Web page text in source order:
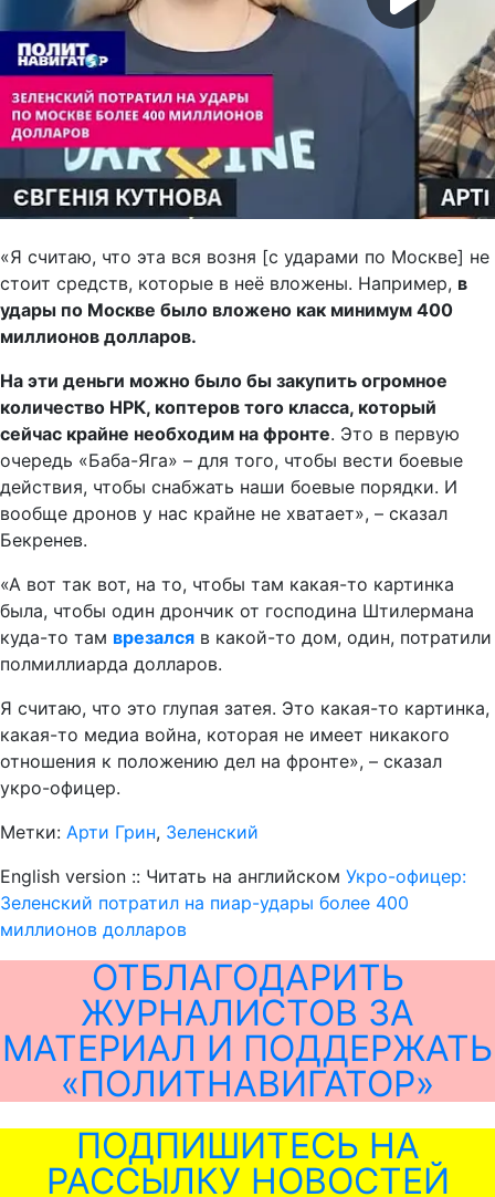
«Я считаю, что эта вся возня [с ударами по Москве] не
стоит средств, которые в неё вложены. Например, в
удары по Москве было вложено как минимум 400
миллионов долларов.
На эти деньги можно было бы закупить огромное
количество НРК, коптеров того класса, который
сейчас крайне необходим на фронте. Это в первую
очередь «Баба-Яга» – для того, чтобы вести боевые
действия, чтобы снабжать наши боевые порядки. И
вообще дронов у нас крайне не хватает», – сказал
Бекренев.
«А вот так вот, на то, чтобы там какая-то картинка
была, чтобы один дрончик от господина Штилермана
куда-то там врезался в какой-то дом, один, потратили
полмиллиарда долларов.
Я считаю, что это глупая затея. Это какая-то картинка,
какая-то медиа война, которая не имеет никакого
отношения к положению дел на фронте», – сказал
укро-офицер.
Метки: Арти Грин, Зеленский
English version :: Читать на английском Укро-офицер:
Зеленский потратил на пиар-удары более 400
миллионов долларов
ОТБЛАГОДАРИТЬ
ЖУРНАЛИСТОВ ЗА
МАТЕРИАЛ И ПОДДЕРЖАТЬ
«ПОЛИТНАВИГАТОР»
ПОДПИШИТЕСЬ НА
РАССЫЛКУ НОВОСТЕЙ